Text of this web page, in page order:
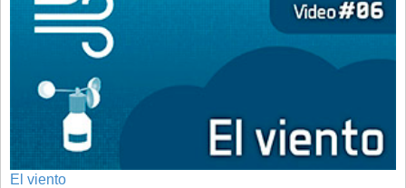
El viento